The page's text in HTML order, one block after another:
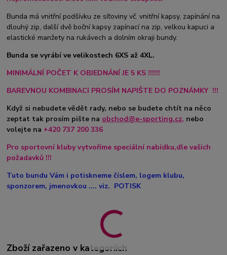
Bunda má vnitřní podšívku ze síťoviny vč. vnitřní kapsy, zapínání na
dlouhý zip, další dvě boční kapsy zapínací na zip, velkou kapuci a
elastické manžety na rukávech a dolním okraji bundy.
Bunda se vyrábí ve velikostech 6XS až 4XL.
MINIMÁLNÍ POČET K OBJEDNÁNÍ JE 5 KS !!!!!!
BAREVNOU KOMBINACI PROSÍM NAPIŠTE DO POZNÁMKY !!!
Když si nebudete vědět rady, nebo se budete chtít na něco
zeptat tak prosím pište na obchod@e-sporting.cz, nebo
volejte na +420 737 200 336
Pro sportovní kluby vytvoříme speciální nabídku,dle vašich
požadavků !!!
Tuto bundu Vám i potiskneme číslem, logem klubu,
sponzorem, jmenovkou .... viz. POTISK
Zboží zařazeno v kategoriích